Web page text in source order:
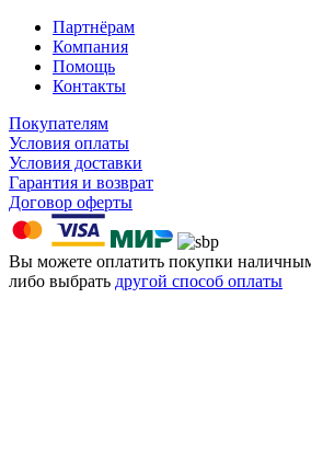
Партнёрам
Компания
Помощь
Контакты
Покупателям
Условия оплаты
Условия доставки
Гарантия и возврат
Договор оферты
Вы можете оплатить покупки
либо выбрать другой способ оплаты